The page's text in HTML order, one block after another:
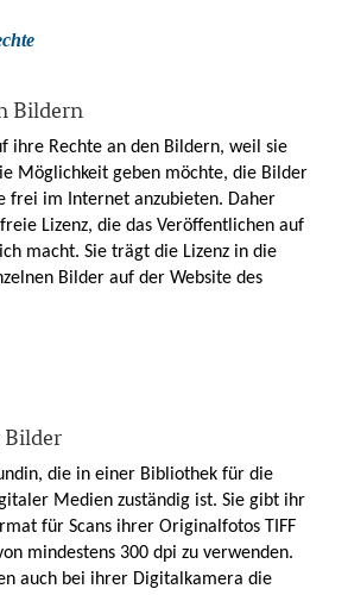
Bildern
ihre Rechte an den Bildern, weil sie
Möglichkeit geben möchte, die Bilder
frei im Internet anzubieten. Daher
Lizenz, die das Veröffentlichen auf
macht. Sie trägt die Lizenz in die
Bilder auf der Website des
die in einer Bibliothek für die
Medien zuständig ist. Sie gibt ihr
für Scans ihrer Originalfotos TIFF
mindestens 300 dpi zu verwenden.
auch bei ihrer Digitalkamera die